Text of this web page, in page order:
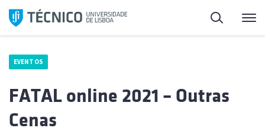
Saltar
para
Pesquisa
EVENTOS
FATAL online 2021 – Outras
Cenas